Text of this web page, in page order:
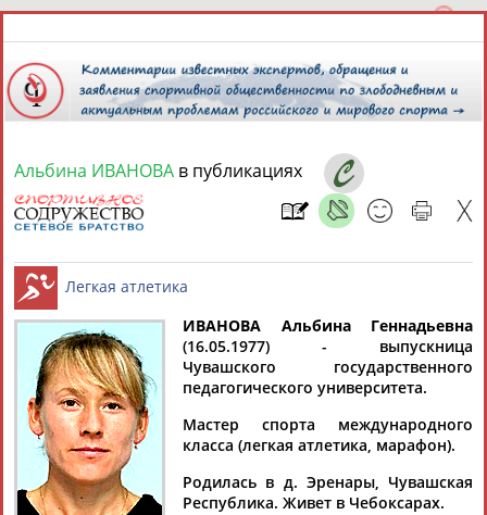
7 августа 2026 года,
СПОРТСМЕНЫ, ТРЕНЕРЫ И СПЕЦИАЛИСТЫ
Найдено: 2персоны Расширенный поиск
Альбина
ИВАНОВА
Альбина
МАЙОРОВА
Альбина ИВАНОВА в публикациях
Легкая атлетика
ИВАНОВА Альбина Геннадьевна
(16.05.1977) - выпускница
Чувашского государственного
педагогического университета.
Мастер спорта международного
класса (легкая атлетика, марафон).
Родилась в д. Эренары, Чувашская
Республика. Живет в Чебоксарах.